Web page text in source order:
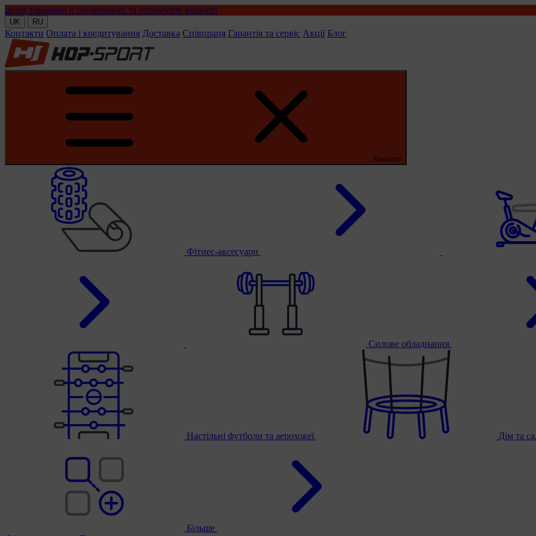
в соцмережах та отримуйте кешбек!
UK RU
Контакти Оплата і кредитування Доставка Співпраця Гарантія та сервіс Акції Блог
Каталог
Фітнес-аксесуари
Силове обладнання
Настільні футболи та аерохокеї Дім та
Більше